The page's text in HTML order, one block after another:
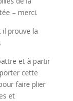
– merci.
il prouve la
et à partir
cette
faire plier
et